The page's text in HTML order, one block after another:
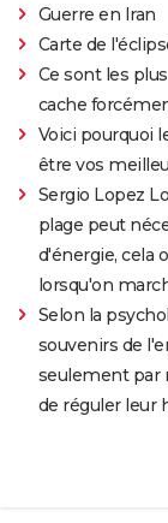
Guerre en Iran
Carte de
Ce sont les
cache
Voici pourquoi
être vos
Sergio Lopez
plage peut
d'énergie, cela
lorsqu'on
Selon la
souvenirs de
seulement par
de réguler leur